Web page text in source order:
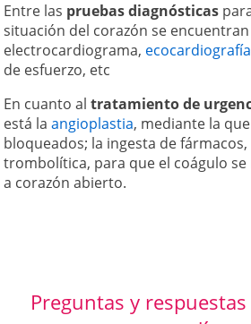
Entre las pruebas diagnósticas
situación del corazón se encuentran
electrocardiograma, ecocardiografía
de esfuerzo, etc
En cuanto altratamiento de
está laangioplastia, mediante la
bloqueados; la ingesta de
trombolítica, para que el coágulo
a corazón abierto.
Preguntas y